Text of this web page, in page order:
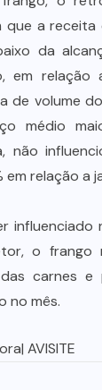
a receita
da
em
de volume
médio
não
em relação a
influenciado
o frango
carnes
no mês.
| AVISITE